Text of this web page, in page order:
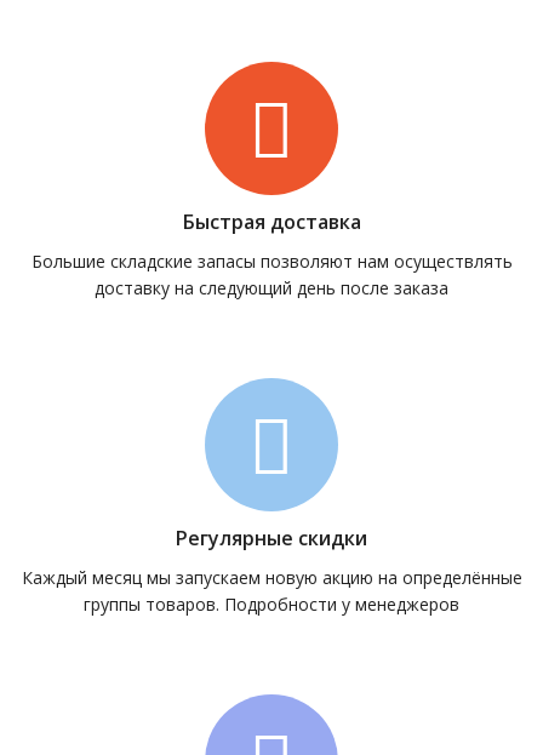
Быстрая доставка
Большие складские запасы позволяют нам осуществлять
доставку на следующий день после заказа
Регулярные скидки
Каждый месяц мы запускаем новую акцию на определённые
группы товаров. Подробности у менеджеров